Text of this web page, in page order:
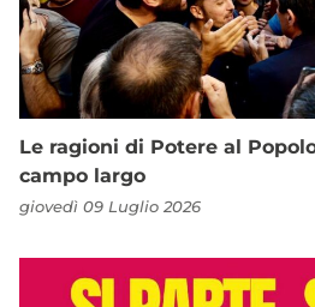
Le ragioni di Potere al
campo largo
giovedì 09 Luglio 2026